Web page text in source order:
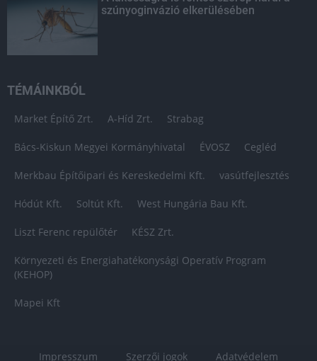
szúnyoginvázió elkerülésében
TÉMÁINKBÓL
Market Építő Zrt. A-Híd Zrt. Strabag
Bács-Kiskun Megyei Kormányhivatal ÉVOSZ Cegléd
Merkbau Építőipari és Kereskedelmi Kft. vasútfejlesztés
Hódút Kft. Soltút Kft. West Hungária Bau Kft.
Liszt Ferenc repülőtér KÉSZ Zrt.
Környezeti és Energiahatékonysági Operatív Program
(KEHOP)
Mapei Kft
Impresszum Szerzői jogok Adatvédelem